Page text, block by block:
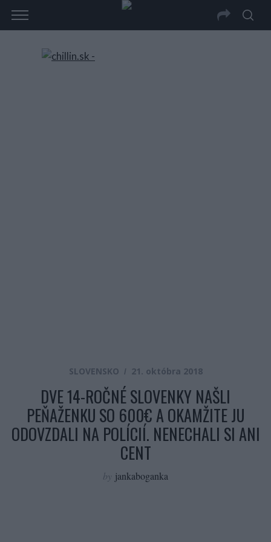
SLOVENSKO 21. októbra 2018
DVE 14-ROČNÉ SLOVENKY NAŠLI
PEŇAŽENKU SO 600€ A OKAMŽITE JU
ODOVZDALI NA POLÍCIÍ. NENECHALI SI ANI
CENT
by jankaboganka